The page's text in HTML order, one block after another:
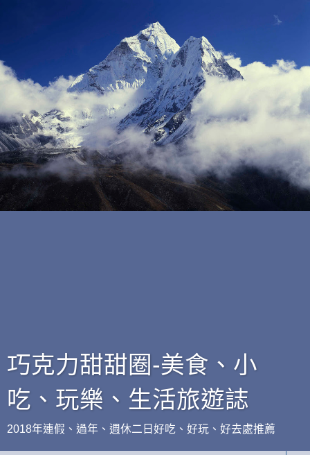
巧克力甜甜圈-美食、小
吃、玩樂、生活旅遊誌
2018年連假、過年、週休二日好吃、好玩、好去處推薦